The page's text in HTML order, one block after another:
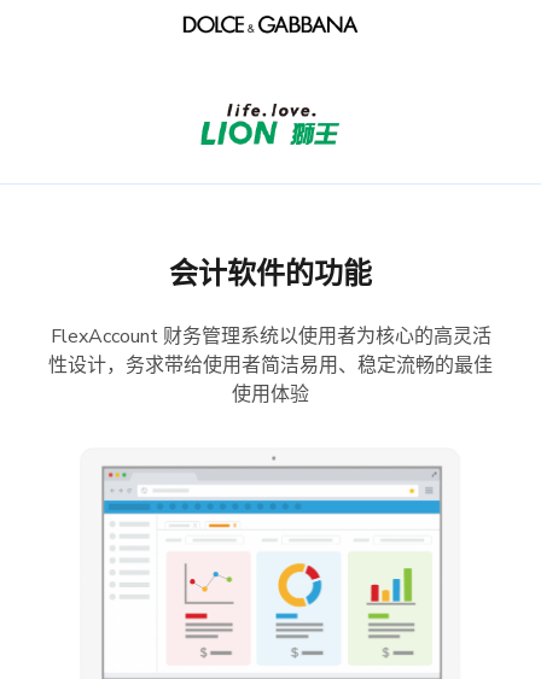
会计软件的功能
FlexAccount 财务管理系统以使用者为核心的高灵活
性设计，务求带给使用者简洁易用、稳定流畅的最佳
使用体验